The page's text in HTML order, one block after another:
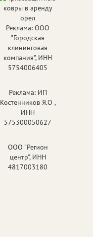
Реклама: ООО
"Городская
клининговая
компания", ИНН
5754006405
Реклама: ИП
Костенников Я.О ,
ИНН
575300050627
ООО "Регион
центр", ИНН
4817003180